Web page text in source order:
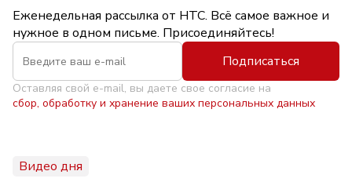
Еженедельная рассылка от НТС. Всё самое важное и
нужное в одном письме. Присоединяйтесь!
Подписаться
Оставляя свой e-mail, вы даете свое согласие на
сбор, обработку и хранение ваших персональных данных
Видео дня